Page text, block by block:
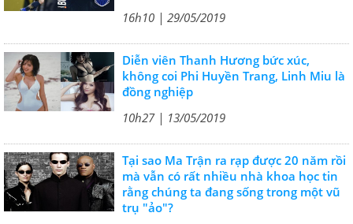
16h10 | 29/05/2019
Diễn viên Thanh Hương bức xúc,
không coi Phi Huyền Trang, Linh Miu là
đồng nghiệp
10h27 | 13/05/2019
Tại sao Ma Trận ra rạp được 20 năm rồi
mà vẫn có rất nhiều nhà khoa học tin
rằng chúng ta đang sống trong một vũ
trụ "ảo"?